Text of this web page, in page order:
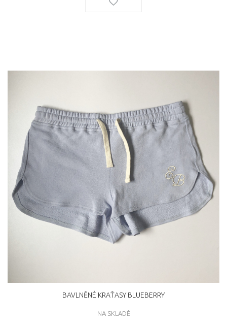
BAVLNĚNÉ KRAŤASY BLUEBERRY
NA SKLADĚ